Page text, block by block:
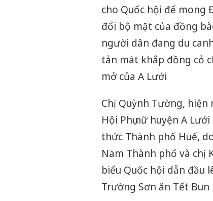
cho Quốc hội để mong
đổi bộ mặt của đồng
người dân đang du
tản mát khắp đồng cỏ
mở của A Lưới
Chị Quỳnh Tường, hiện
Hội Phụ nữ huyện A
thức Thành phố Huế,
Nam Thành phố và chị
biểu Quốc hội dẫn đầu
Trường Sơn ăn Tết Bun